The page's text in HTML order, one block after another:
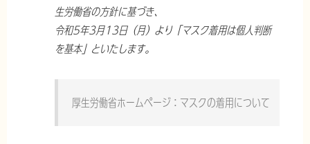
生労働省の方針に基づき、
令和5年3月13日（月）より「マスク着用は個人判断
を基本」といたします。
厚生労働省ホームページ：マスクの着用について